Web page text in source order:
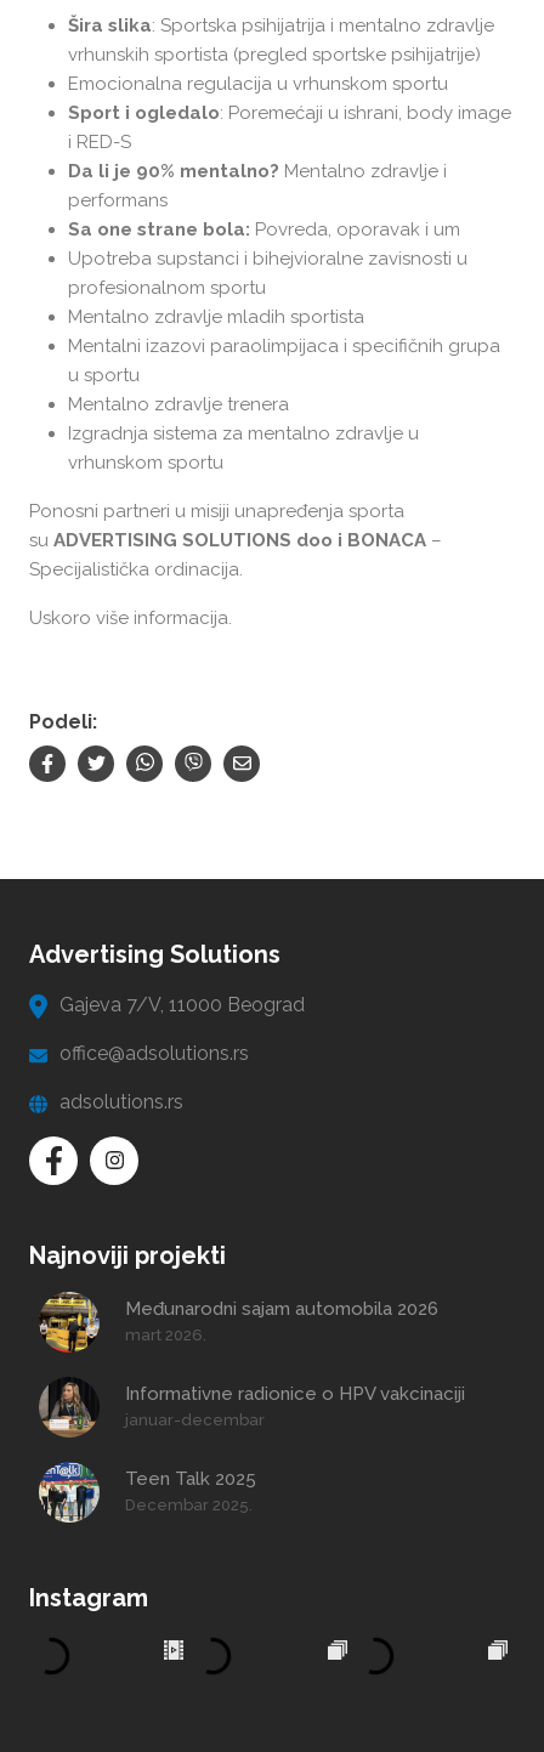
Šira slika: Sportska psihijatrija i mentalno zdravlje
vrhunskih sportista (pregled sportske psihijatrije)
Emocionalna regulacija u vrhunskom sportu
Sport i ogledalo: Poremećaji u ishrani, body image
i RED-S
Da li je 90% mentalno? Mentalno zdravlje i
performans
Sa one strane bola: Povreda, oporavak i um
Upotreba supstanci i bihejvioralne zavisnosti u
profesionalnom sportu
Mentalno zdravlje mladih sportista
Mentalni izazovi paraolimpijaca i specifičnih grupa
u sportu
Mentalno zdravlje trenera
Izgradnja sistema za mentalno zdravlje u
vrhunskom sportu
Ponosni partneri u misiji unapređenja sporta
su ADVERTISING SOLUTIONS doo i BONACA –
Specijalistička ordinacija.
Uskoro više informacija.
Podeli:
Advertising Solutions
Gajeva 7/V, 11000 Beograd
office@adsolutions.rs
adsolutions.rs
Najnoviji projekti
Međunarodni sajam automobila 2026
mart 2026.
Informativne radionice o HPV vakcinaciji
januar-decembar
Teen Talk 2025
Decembar 2025.
Instagram